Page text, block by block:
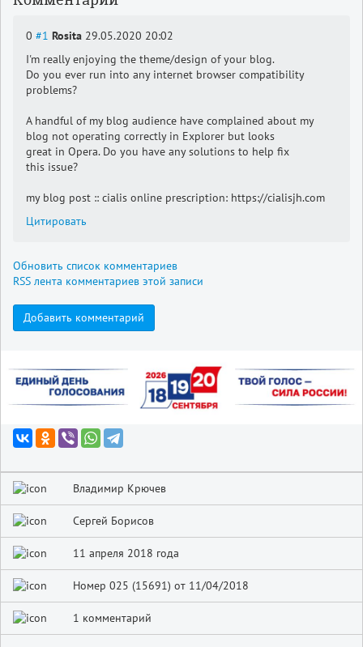
0 #1 Rosita 29.05.2020 20:02
I'm really enjoying the theme/design of your blog.
Do you ever run into any internet browser compatibility
problems?
A handful of my blog audience have complained about my
blog not operating correctly in Explorer but looks
great in Opera. Do you have any solutions to help fix
this issue?
my blog post :: cialis online prescription: https://cialisjh.com
Цитировать
Обновить список комментариев
RSS лента комментариев этой записи
Добавить комментарий
Владимир Крючев
Сергей Борисов
11 апреля 2018 года
Номер 025 (15691) от 11/04/2018
1 комментарий